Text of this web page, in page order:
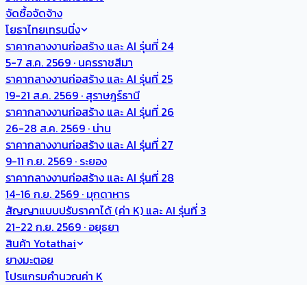
จัดซื้อจัดจ้าง
โยธาไทยเทรนนิ่ง
ราคากลางงานก่อสร้าง และ AI รุ่นที่ 24
5-7 ส.ค. 2569 · นครราชสีมา
ราคากลางงานก่อสร้าง และ AI รุ่นที่ 25
19-21 ส.ค. 2569 · สุราษฎร์ธานี
ราคากลางงานก่อสร้าง และ AI รุ่นที่ 26
26-28 ส.ค. 2569 · น่าน
ราคากลางงานก่อสร้าง และ AI รุ่นที่ 27
9-11 ก.ย. 2569 · ระยอง
ราคากลางงานก่อสร้าง และ AI รุ่นที่ 28
14-16 ก.ย. 2569 · มุกดาหาร
สัญญาแบบปรับราคาได้ (ค่า K) และ AI รุ่นที่ 3
21-22 ก.ย. 2569 · อยุธยา
สินค้า Yotathai
ยางมะตอย
โปรแกรมคำนวณค่า K